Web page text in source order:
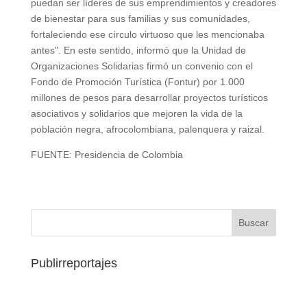
puedan ser líderes de sus emprendimientos y creadores
de bienestar para sus familias y sus comunidades,
fortaleciendo ese círculo virtuoso que les mencionaba
antes". En este sentido, informó que la Unidad de
Organizaciones Solidarias firmó un convenio con el
Fondo de Promoción Turística (Fontur) por 1.000
millones de pesos para desarrollar proyectos turísticos
asociativos y solidarios que mejoren la vida de la
población negra, afrocolombiana, palenquera y raizal.
FUENTE: Presidencia de Colombia
Publirreportajes